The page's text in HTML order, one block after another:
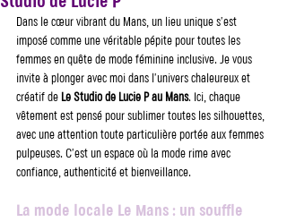
Dans le cœur vibrant du Mans, un lieu unique s’est
imposé comme une véritable pépite pour toutes les
femmes en quête de mode féminine inclusive. Je vous
invite à plonger avec moi dans l’univers chaleureux et
créatif de Le Studio de Lucie P au Mans. Ici, chaque
vêtement est pensé pour sublimer toutes les silhouettes,
avec une attention toute particulière portée aux femmes
pulpeuses. C’est un espace où la mode rime avec
confiance, authenticité et bienveillance.
La mode locale Le Mans : un souffle